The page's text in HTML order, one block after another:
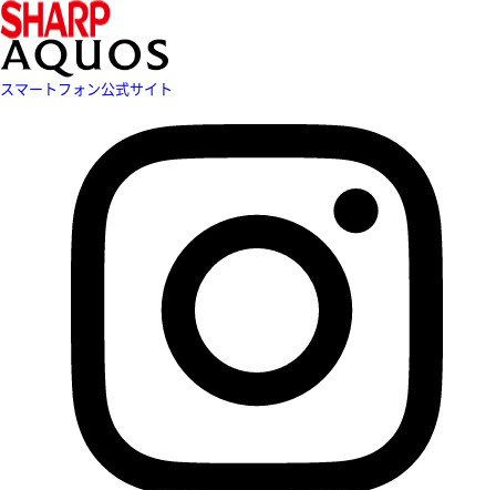
スマートフォン公式サイト